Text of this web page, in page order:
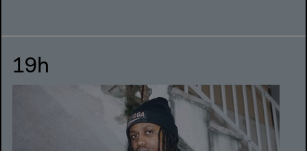
19h